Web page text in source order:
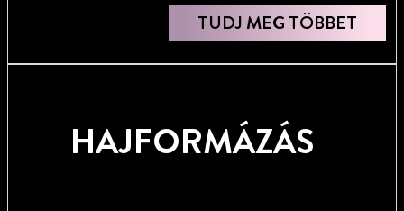
TUDJ MEG TÖBBET
HAJFORMÁZÁS